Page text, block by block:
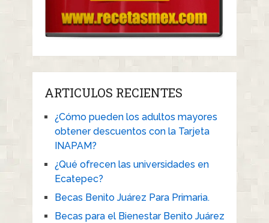
ARTICULOS RECIENTES
¿Cómo pueden los adultos mayores
obtener descuentos con la Tarjeta
INAPAM?
¿Qué ofrecen las universidades en
Ecatepec?
Becas Benito Juárez Para Primaria.
Becas para el Bienestar Benito Juárez